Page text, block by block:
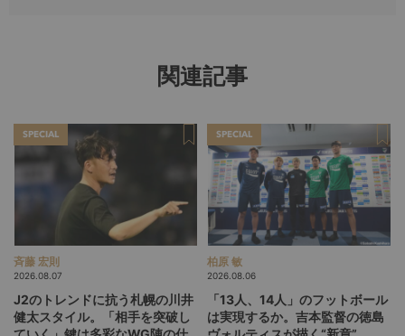
関連記事
SPECIAL
斉藤 宏則
2026.08.07
J2のトレンドに抗う札幌の川井
健太スタイル。「相手を突破し
SPECIAL
柏原 敏
2026.08.06
「13人、14人」のフットボール
は実現するか。吉本監督の徳島